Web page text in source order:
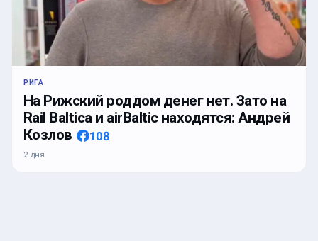
РИГА
На Рижский роддом денег нет. Зато на
Rail Baltica и airBaltic находятся: Андрей
Козлов
108
2 дня